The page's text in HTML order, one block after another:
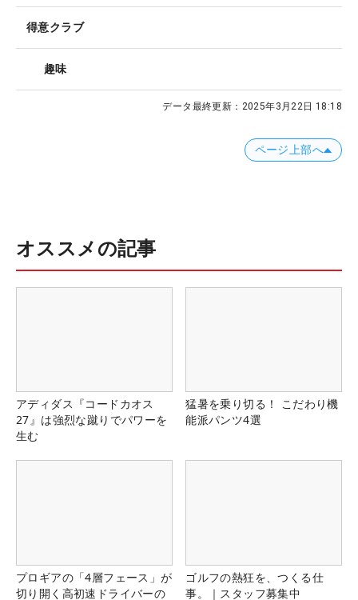
得意クラブ
趣味
データ最終更新： 2025年3月22日 18:18
ページ上部へ
オススメの記事
アディダス『コードカオス
27』は強烈な蹴りでパワーを
生む
猛暑を乗り切る！ こだわり機
能派パンツ4選
プロギアの「4層フェース」が
切り開く高初速ドライバーの
ゴルフの熱狂を、つくる仕
事。｜スタッフ募集中